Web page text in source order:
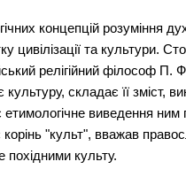
концепцій розуміння
цивілізації та
релігійний філософ
культуру, складає її зміст,
етимологічне виведення
"культ", вважав
похідними культу.